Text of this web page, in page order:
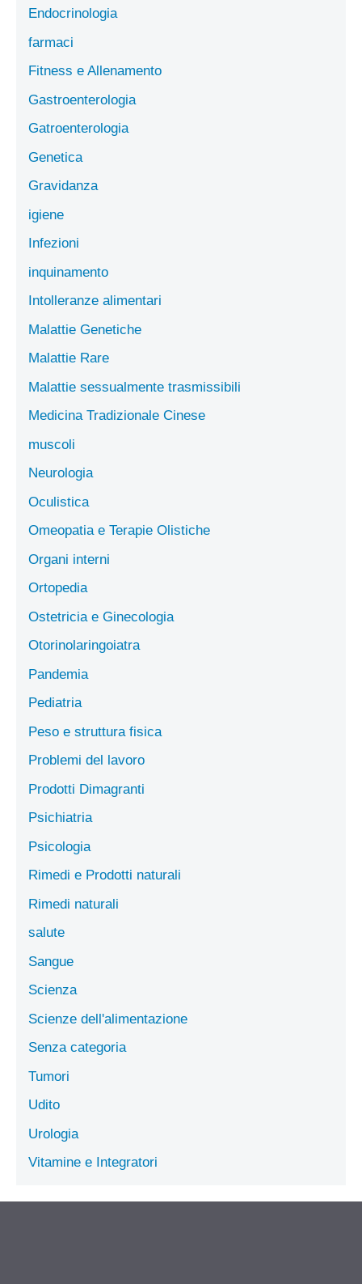
Endocrinologia
farmaci
Fitness e Allenamento
Gastroenterologia
Gatroenterologia
Genetica
Gravidanza
igiene
Infezioni
inquinamento
Intolleranze alimentari
Malattie Genetiche
Malattie Rare
Malattie sessualmente trasmissibili
Medicina Tradizionale Cinese
muscoli
Neurologia
Oculistica
Omeopatia e Terapie Olistiche
Organi interni
Ortopedia
Ostetricia e Ginecologia
Otorinolaringoiatra
Pandemia
Pediatria
Peso e struttura fisica
Problemi del lavoro
Prodotti Dimagranti
Psichiatria
Psicologia
Rimedi e Prodotti naturali
Rimedi naturali
salute
Sangue
Scienza
Scienze dell'alimentazione
Senza categoria
Tumori
Udito
Urologia
Vitamine e Integratori